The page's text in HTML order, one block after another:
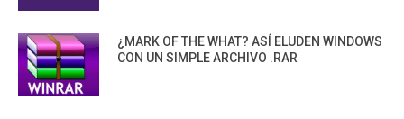
¿MARK OF THE WHAT? ASÍ ELUDEN WINDOWS
CON UN SIMPLE ARCHIVO .RAR